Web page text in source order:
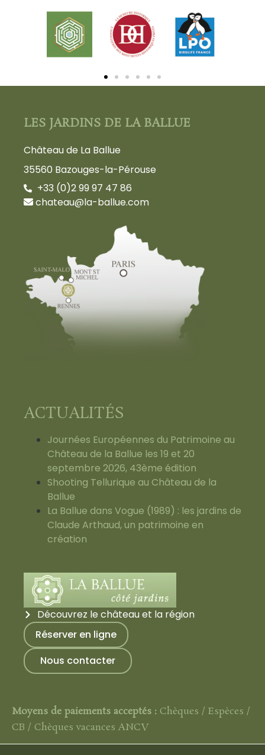
LES JARDINS DE LA BALLUE
Château de La Ballue
35560 Bazouges-la-Pérouse
+33 (0)2 99 97 47 86
chateau@la-ballue.com
ACTUALITÉS
Journées Européennes du Patrimoine au
Château de la Ballue les 19 et 20
septembre 2026, 43ème édition
Shooting Tellurique au Château de la
Ballue
La Ballue dans Vogue (1989) : les jardins de
Claude Arthaud, un patrimoine en
création
Découvrez le château et la région
Réserver en ligne
Nous contacter
Moyens de paiements acceptés : Chèques / Espèces /
CB / Chèques vacances ANCV